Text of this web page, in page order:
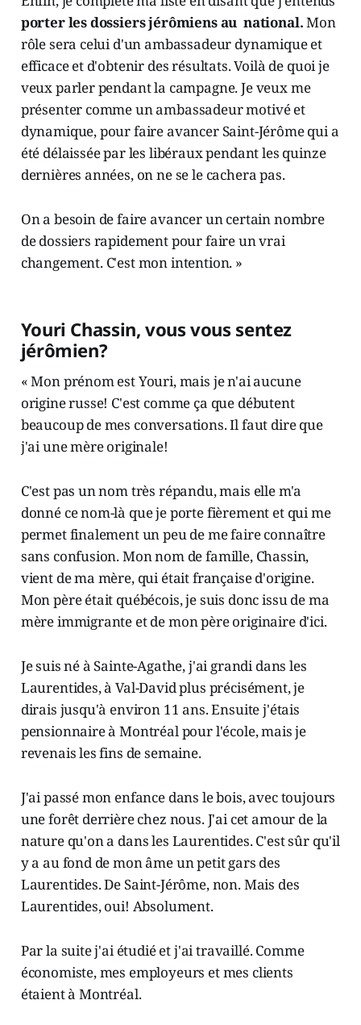
porter les dossiers jérômiens au national.Mon
rôle sera celui d'un ambassadeur dynamique et
efficace et d'obtenir des résultats. Voilà de quoi je
veux parler pendant la campagne. Je veux me
présenter comme un ambassadeur motivé et
dynamique, pour faire avancer Saint-Jérôme qui a
été délaissée par les libéraux pendant les quinze
dernières années, on ne se le cachera pas.
On a besoin de faire avancer un certain nombre
de dossiers rapidement pour faire un vrai
changement. C'est mon intention. »
Youri Chassin, vous vous sentez
jérômien?
« Mon prénom est Youri, mais je n'ai aucune
origine russe! C'est comme ça que débutent
beaucoup de mes conversations. Il faut dire que
j'ai une mère originale!
C'est pas un nom très répandu, mais elle m'a
donné ce nom-là que je porte fièrement et qui me
permet finalement un peu de me faire connaître
sans confusion. Mon nom de famille, Chassin,
vient de ma mère, qui était française d'origine.
Mon père était québécois, je suis donc issu de ma
mère immigrante et de mon père originaire d'ici.
Je suis né à Sainte-Agathe, j'ai grandi dans les
Laurentides, à Val-David plus précisément, je
dirais jusqu'à environ 11 ans. Ensuite j'étais
pensionnaire à Montréal pour l'école, mais je
revenais les fins de semaine.
J'ai passé mon enfance dans le bois, avec toujours
une forêt derrière chez nous. J'ai cet amour de la
nature qu'on a dans les Laurentides. C'est sûr qu'il
y a au fond de mon âme un petit gars des
Laurentides. De Saint-Jérôme, non. Mais des
Laurentides, oui! Absolument.
Par la suite j'ai étudié et j'ai travaillé. Comme
économiste, mes employeurs et mes clients
étaient à Montréal.